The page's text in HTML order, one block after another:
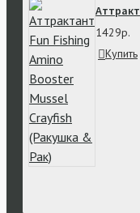
1429р.
Купить